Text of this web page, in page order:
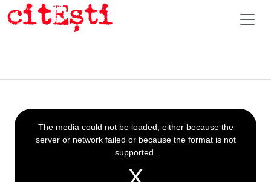
This
is
a
The media could not be loaded, either because the
server or network failed or because the format is not
supported.